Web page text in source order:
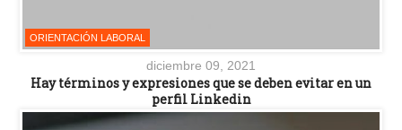
ORIENTACIÓN LABORAL
diciembre 09, 2021
Hay términos y expresiones que se deben evitar en un
perfil Linkedin